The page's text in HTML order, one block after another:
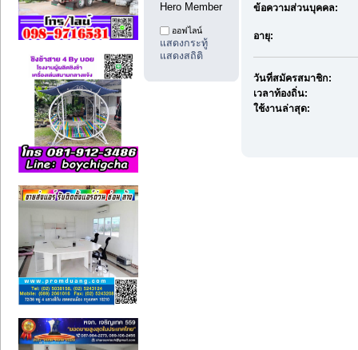
Hero Member
ออฟไลน์
แสดงกระทู้
แสดงสถิติ
ข้อความส่วนบุคคล:
อายุ:
วันที่สมัครสมาชิก:
เวลาท้องถิ่น:
ใช้งานล่าสุด: